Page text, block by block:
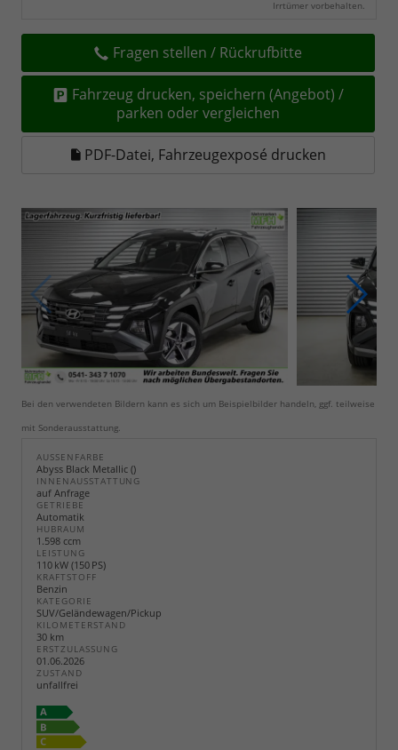
Irrtümer vorbehalten.
Fragen stellen / Rückrufbitte
Fahrzeug drucken, speichern (Angebot) /
parken oder vergleichen
PDF-Datei, Fahrzeugexposé drucken
Bei den verwendeten Bildern kann es sich um Beispielbilder handeln, ggf. teilweise
mit Sonderausstattung.
AUSSENFARBE
Abyss Black Metallic ()
INNENAUSSTATTUNG
auf Anfrage
GETRIEBE
Automatik
HUBRAUM
1.598 ccm
LEISTUNG
110 kW (150 PS)
KRAFTSTOFF
Benzin
KATEGORIE
SUV/Geländewagen/Pickup
KILOMETERSTAND
30 km
ERSTZULASSUNG
01.06.2026
ZUSTAND
unfallfrei